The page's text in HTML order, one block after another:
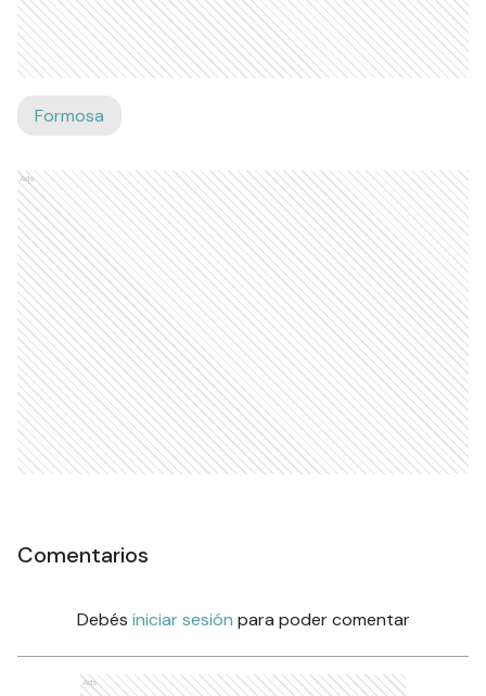
Formosa
Ads
Comentarios
Debés iniciar sesión para poder comentar
Ads